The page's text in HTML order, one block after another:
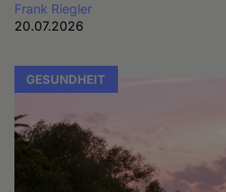
Frank Riegler
20.07.2026
GESUNDHEIT